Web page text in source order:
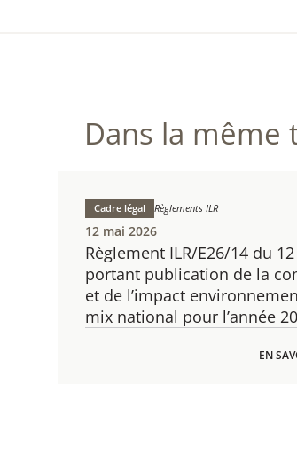
Dans la même
Règlement ILR/E26/14 du
portant publication de la
et de l’impact
mix national pour l’année
Cadre légal Règlements ILR
12 mai 2026
EN